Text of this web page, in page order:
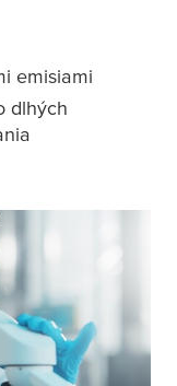
emisiami
dlhých